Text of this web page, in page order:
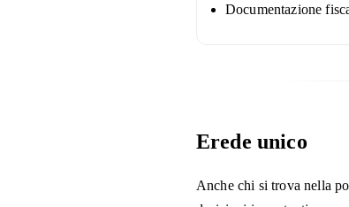
Documentazione
Erede unico
Anche chi si trova nella